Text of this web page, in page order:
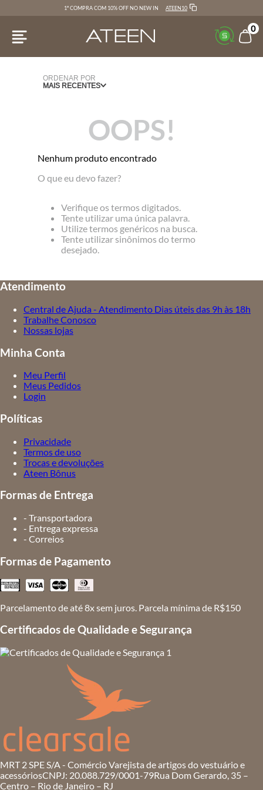
1ª COMPRA COM 10% OFF NO NEW IN ATEEN10
0
ORDENAR POR
MAIS RECENTES
OOPS!
Nenhum produto encontrado
O que eu devo fazer?
Verifique os termos digitados.
Tente utilizar uma única palavra.
Utilize termos genéricos na busca.
Tente utilizar sinônimos do termo
desejado.
Atendimento
Central de Ajuda - Atendimento Dias úteis das 9h às 18h
Trabalhe Conosco
Nossas lojas
Minha Conta
Meu Perfil
Meus Pedidos
Login
Políticas
Privacidade
Termos de uso
Trocas e devoluções
Ateen Bônus
Formas de Entrega
- Transportadora
- Entrega expressa
- Correios
Formas de Pagamento
Parcelamento de até 8x sem juros. Parcela mínima de R$150
Certificados de Qualidade e Segurança
MRT 2 SPE S/A - Comércio Varejista de artigos do vestuário e
acessóriosCNPJ: 20.088.729/0001-79Rua Dom Gerardo, 35 –
Centro – Rio de Janeiro – RJ